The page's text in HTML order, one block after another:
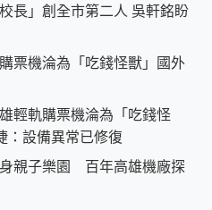
長」創全市第二人 吳軒銘盼
票機淪為「吃錢怪獸」國外
輕軌購票機淪為「吃錢怪
：設備異常已修復
親子樂園 百年高雄機廠探